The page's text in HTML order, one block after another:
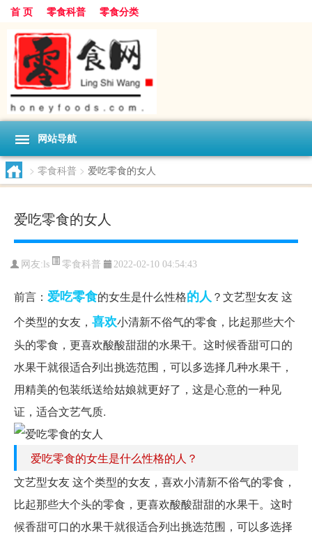
首 页 零食科普 零食分类
网站导航
> 零食科普 > 爱吃零食的女人
爱吃零食的女人
网友:ls 零食科普 2022-02-10 04:54:43
前言： 爱吃零食的女生是什么性格的人 ？文艺型女友 这
个类型的女友， 喜欢小清新不俗气的零食，比起那些大个
头的零食，更喜欢酸酸甜甜的水果干。这时候香甜可口的
水果干就很适合列出挑选范围，可以多选择几种水果干，
用精美的包装纸送给姑娘就更好了，这是心意的一种见
证，适合文艺气质.
爱吃零食的女生是什么性格的人？
文艺型女友 这个类型的女友，喜欢小清新不俗气的零食，
比起那些大个头的零食，更喜欢酸酸甜甜的水果干。这时
候香甜可口的水果干就很适合列出挑选范围，可以多选择